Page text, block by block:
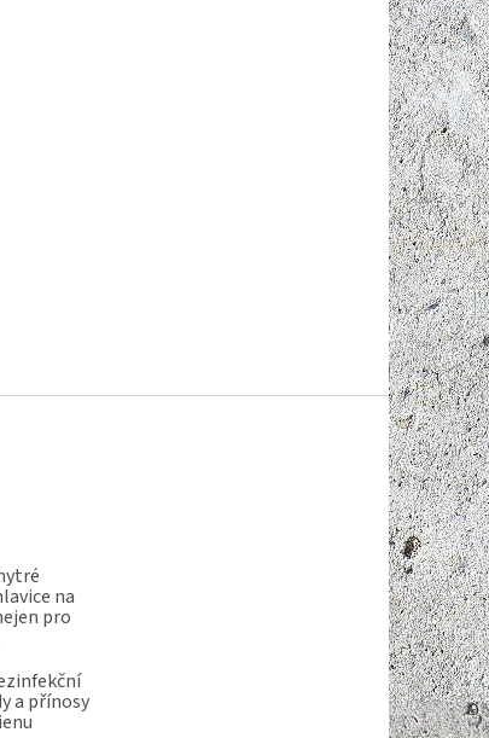
na
pro
a přínosy